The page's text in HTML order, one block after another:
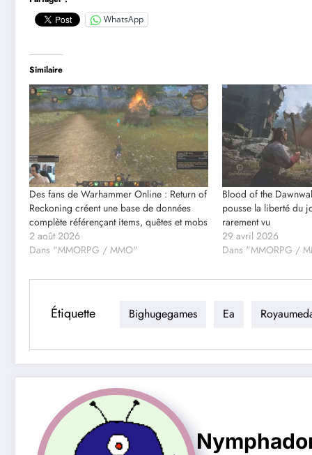
WhatsApp
Similaire
Des fans de Warhammer Online : Return of
Reckoning créent une base de données
complète référençant items, quêtes et mobs
2 août 2026
Dans "MMORPG / MMO"
Blood of the
pousse la liberté du
rarement vu
29 avril 2026
Dans "MMORPG /
Étiquette Bighugegames Ea